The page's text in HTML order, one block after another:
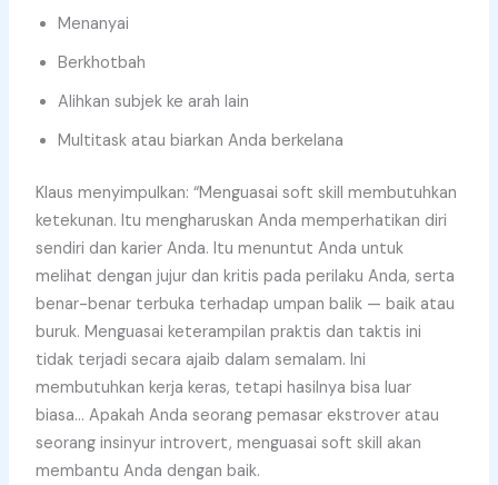
Menanyai
Berkhotbah
Alihkan subjek ke arah lain
Multitask atau biarkan Anda berkelana
Klaus menyimpulkan: “Menguasai soft skill membutuhkan
ketekunan. Itu mengharuskan Anda memperhatikan diri
sendiri dan karier Anda. Itu menuntut Anda untuk
melihat dengan jujur ​​dan kritis pada perilaku Anda, serta
benar-benar terbuka terhadap umpan balik — baik atau
buruk. Menguasai keterampilan praktis dan taktis ini
tidak terjadi secara ajaib dalam semalam. Ini
membutuhkan kerja keras, tetapi hasilnya bisa luar
biasa… Apakah Anda seorang pemasar ekstrover atau
seorang insinyur introvert, menguasai soft skill akan
membantu Anda dengan baik.